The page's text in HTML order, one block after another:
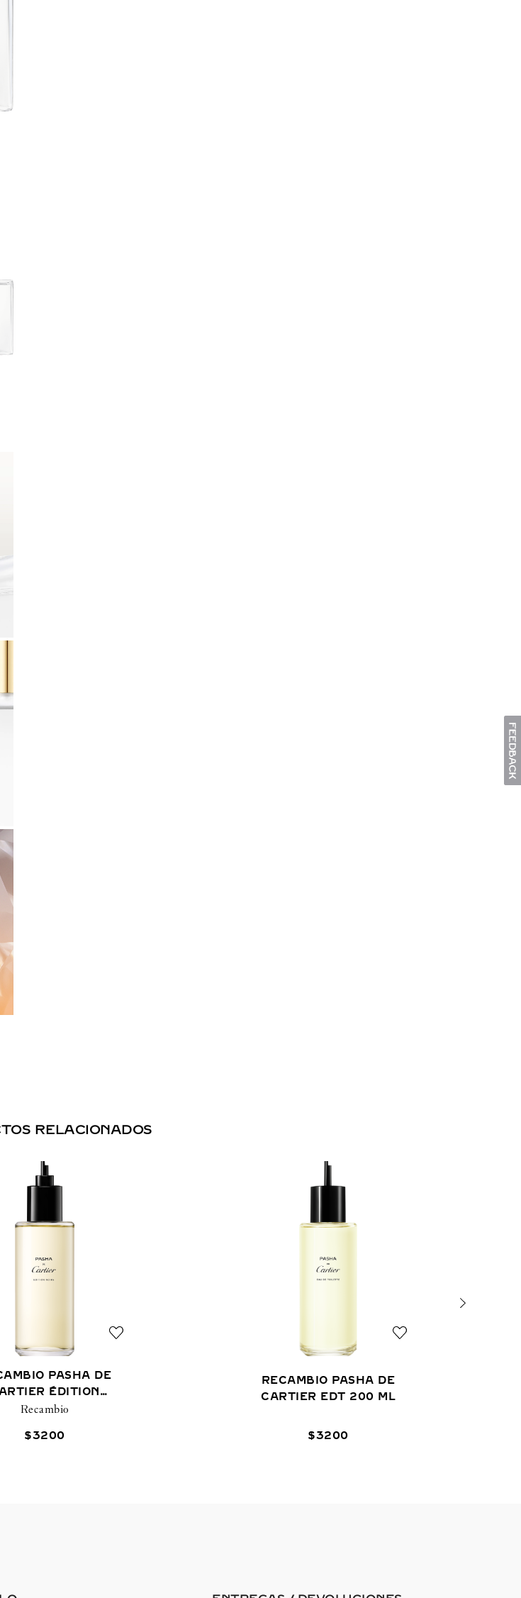
RELACIONADOS
PASHA DE
ÉDITION
NOIRE 200 ML
Recambio
$3200
RECAMBIO PASHA DE
CARTIER EDT 200 ML
$3200